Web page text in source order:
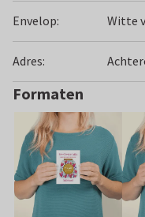
Envelop: Witte
Adres:
Formaten